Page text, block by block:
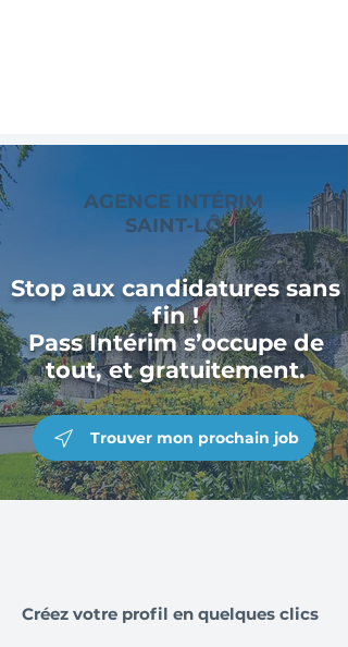
AGENCE INTÉRIM
SAINT-LÔ
Stop aux candidatures sans
fin !
Pass Intérim s’occupe de
tout, et gratuitement.
Trouver mon prochain job
Créez votre profil en quelques clics